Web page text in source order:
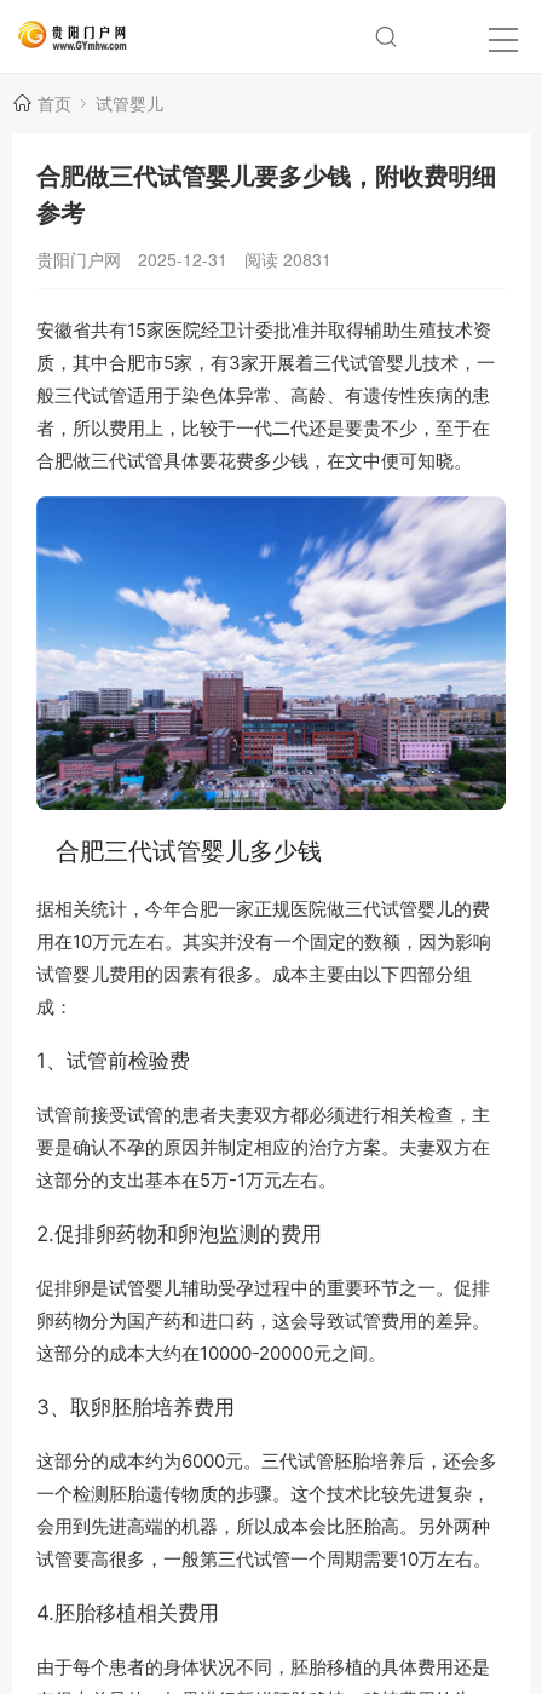
首页 试管婴儿
合肥做三代试管婴儿要多少钱，附收费明细
参考
贵阳门户网 2025-12-31 阅读 20831
安徽省共有15家医院经卫计委批准并取得辅助生殖技术资
质，其中合肥市5家，有3家开展着三代试管婴儿技术，一
般三代试管适用于染色体异常、高龄、有遗传性疾病的患
者，所以费用上，比较于一代二代还是要贵不少，至于在
合肥做三代试管具体要花费多少钱，在文中便可知晓。
合肥三代试管婴儿多少钱
据相关统计，今年合肥一家正规医院做三代试管婴儿的费
用在10万元左右。其实并没有一个固定的数额，因为影响
试管婴儿费用的因素有很多。成本主要由以下四部分组
成：
1、试管前检验费
试管前接受试管的患者夫妻双方都必须进行相关检查，主
要是确认不孕的原因并制定相应的治疗方案。夫妻双方在
这部分的支出基本在5万-1万元左右。
2.促排卵药物和卵泡监测的费用
促排卵是试管婴儿辅助受孕过程中的重要环节之一。促排
卵药物分为国产药和进口药，这会导致试管费用的差异。
这部分的成本大约在10000-20000元之间。
3、取卵胚胎培养费用
这部分的成本约为6000元。三代试管胚胎培养后，还会多
一个检测胚胎遗传物质的步骤。这个技术比较先进复杂，
会用到先进高端的机器，所以成本会比胚胎高。另外两种
试管要高很多，一般第三代试管一个周期需要10万左右。
4.胚胎移植相关费用
由于每个患者的身体状况不同，胚胎移植的具体费用还是